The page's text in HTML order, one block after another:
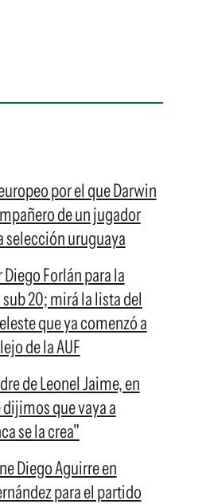
por el que Darwin
de un jugador
selección uruguaya
Forlán para la
20; mirá la lista del
que ya comenzó a
de la AUF
de Leonel Jaime, en
que vaya a
se la crea"
Diego Aguirre en
para el partido